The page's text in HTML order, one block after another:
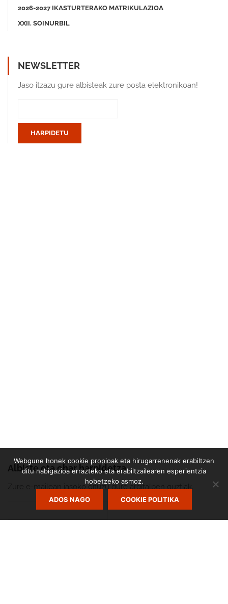
2026-2027 IKASTURTERAKO MATRIKULAZIOA
XXII. SOINURBIL
NEWSLETTER
Jaso itzazu gure albisteak zure posta elektronikoan!
Albiste eta ohar harpidetza
Zure e-mailean jasoko dituzu gure argitalpen guztiak.
Webgune honek cookie propioak eta hirugarrenenak erabiltzen
ditu nabigazioa errazteko eta erabiltzailearen esperientzia
hobetzeko asmoz.
ADOS NAGO COOKIE POLITIKA